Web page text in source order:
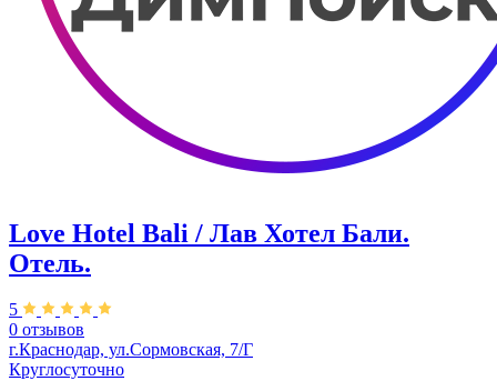
Love Hotel Bali / Лав Хотел Бали.
Отель.
5
0 отзывов
г.Краснодар, ул.Сормовская, 7/Г
Круглосуточно